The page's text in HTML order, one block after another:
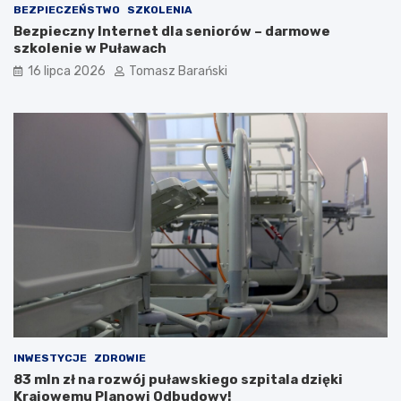
iBEZPIECZEŃSTWO SZKOLENIA
Bezpieczny Internet dla seniorów – darmowe
szkolenie w Puławach
16 lipca 2026 Tomasz Barański
INWESTYCJE ZDROWIE
83 mln zł na rozwój puławskiego szpitala dzięki
Krajowemu Planowi Odbudowy!